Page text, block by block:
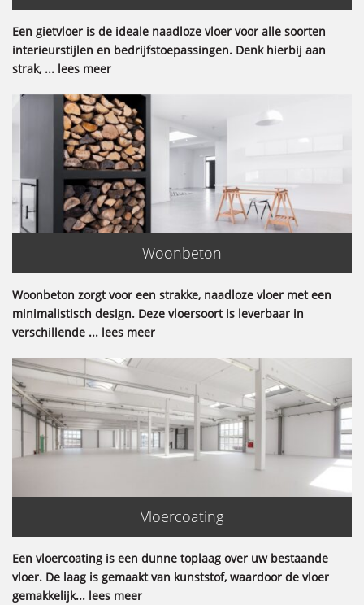
Een gietvloer is de ideale naadloze vloer voor alle soorten
interieurstijlen en bedrijfstoepassingen. Denk hierbij aan
strak, ... lees meer
Woonbeton
Woonbeton zorgt voor een strakke, naadloze vloer met een
minimalistisch design. Deze vloersoort is leverbaar in
verschillende ... lees meer
Vloercoating
Een vloercoating is een dunne toplaag over uw bestaande
vloer. De laag is gemaakt van kunststof, waardoor de vloer
gemakkelijk... lees meer